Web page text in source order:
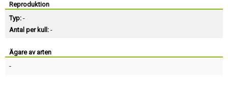
Reproduktion
Typ: -
Antal per kull: -
Ägare av arten
-